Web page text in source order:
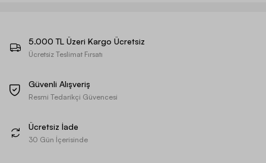
5.000 TL Üzeri Kargo Ücretsiz
Ücretsiz Teslimat Fırsatı
Güvenli Alışveriş
Resmi Tedarikçi Güvencesi
Ücretsiz İade
30 Gün İçerisinde